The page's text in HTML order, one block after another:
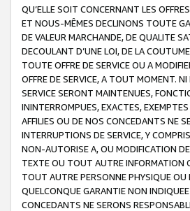
QU’ELLE SOIT CONCERNANT LES
ET NOUS-MÊMES DECLINONS TOUTE
DE VALEUR MARCHANDE, DE QUALITE
DECOULANT D’UNE LOI, DE LA
TOUTE OFFRE DE SERVICE OU A
OFFRE DE SERVICE, A TOUT MOMENT.
SERVICE SERONT MAINTENUES,
ININTERROMPUES, EXACTES,
AFFILIES OU DE NOS CONCEDANTS NE
INTERRUPTIONS DE SERVICE, Y
NON-AUTORISE A, OU MODIFICATION
TEXTE OU TOUT AUTRE INFORMATION
TOUT AUTRE PERSONNE PHYSIQUE OU
QUELCONQUE GARANTIE NON
CONCEDANTS NE SERONS